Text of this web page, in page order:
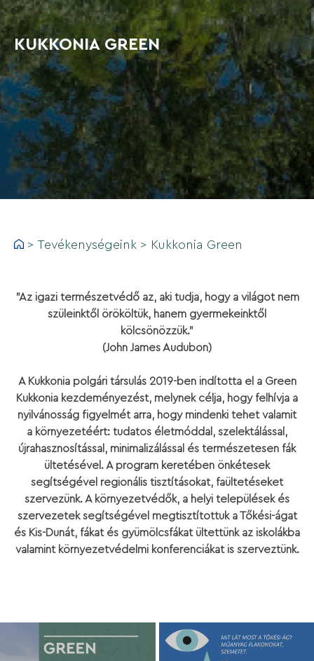
KUKKONIA GREEN
> Tevékenységeink > Kukkonia Green
"Az igazi természetvédő az, aki tudja, hogy a világot nem
szüleinktől örököltük, hanem gyermekeinktől
kölcsönözzük.”
(John James Audubon)
A Kukkonia polgári társulás 2019-ben indította el a Green
Kukkonia kezdeményezést, melynek célja, hogy felhívja a
nyilvánosság figyelmét arra, hogy mindenki tehet valamit
a környezetéért: tudatos életmóddal, szelektálással,
újrahasznosítással, minimalizálással és természetesen fák
ültetésével. A program keretében önkétesek
segítségével regionális tisztításokat, faültetéseket
szervezünk. A környezetvédők, a helyi települések és
szervezetek segítségével megtisztítottuk a Tőkési-ágat
és Kis-Dunát, fákat és gyümölcsfákat ültettünk az iskolákba
valamint környezetvédelmi konferenciákat is szerveztünk.